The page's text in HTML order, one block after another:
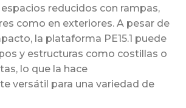
reducidos con rampas,
como en exteriores. A pesar de
la plataforma PE15.1 puede
y estructuras como costillas o
lo que la hace
versátil para una variedad de